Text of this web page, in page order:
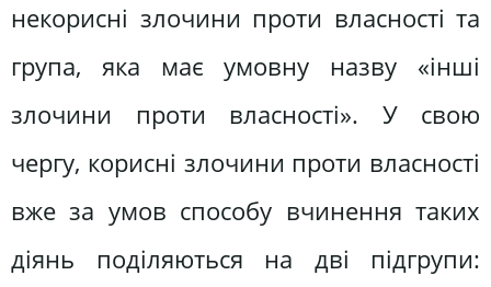
некорисні злочини проти власності та
група, яка має умовну назву «інші
злочини проти власності». У свою
чергу, корисні злочини проти власності
вже за умов способу вчинення таких
діянь поділяються на дві підгрупи: